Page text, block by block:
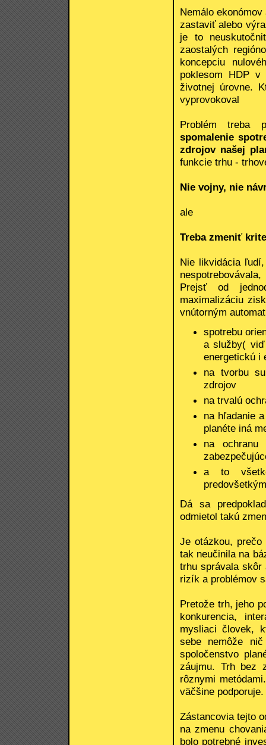
Nemálo
zastaviť alebo
je to
zaostalých
koncepciu
poklesom HDP v
životnej úrovne.
vyprovokoval
Problém treba
spomalenie
zdrojov našej
funkcie trhu -
Nie vojny, nie
ale
Treba zmeniť
Nie likvidácia
Prejsť od
maximalizáciu
vnútorným
spotrebu
a služby(
energetickú i
na tvorbu
zdrojov
na trvalú
na hľadanie
planéte iná
na ochranu
a to
Dá sa
odmietol takú
Je otázkou,
tak neučinila na
trhu správala skôr
rizík a problémov
Pretože trh, jeho
konkurencia,
mysliaci človek,
sebe nemôže
spoločenstvo
záujmu. Trh bez
rôznymi
väčšine podporuje.
Zástancovia tejto
na zmenu
bolo potrebné